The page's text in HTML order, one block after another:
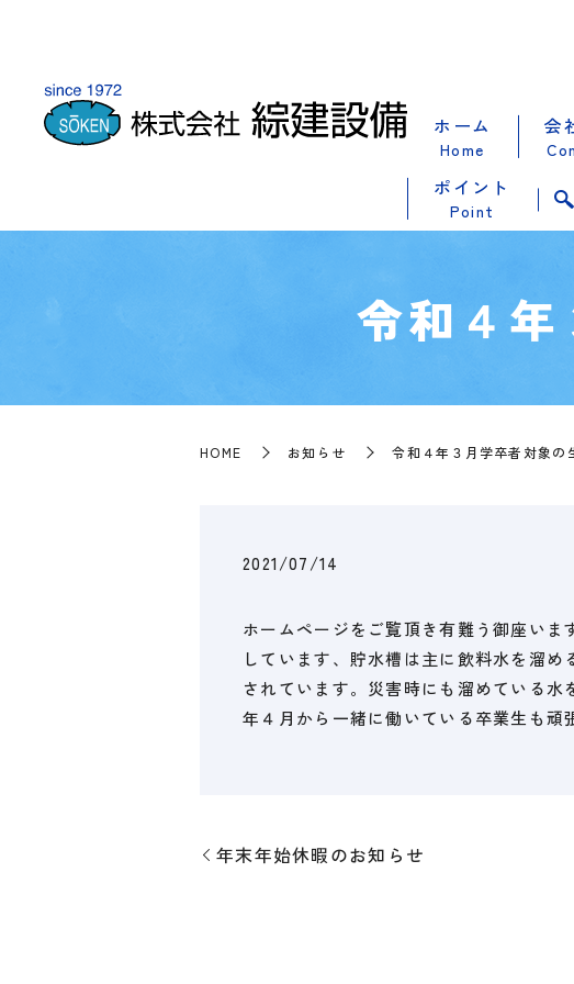
ホーム
Home
会
ポイント
Point
令和４
HOME お知らせ 令和４年３月学卒者対象の
2021/07/14
ホームページをご覧頂き有難う御座い
しています、貯水槽は主に飲料水を溜
されています。災害時にも溜めている
年４月から一緒に働いている卒業生も頑
年末年始休暇のお知らせ